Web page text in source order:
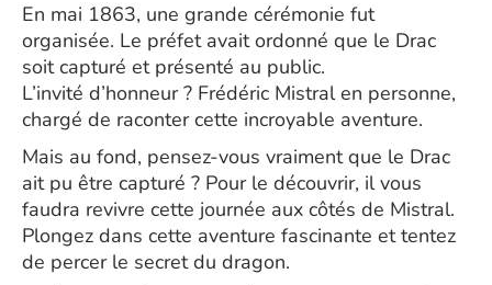
En mai 1863, une grande cérémonie fut
organisée. Le préfet avait ordonné que le Drac
soit capturé et présenté au public.
L’invité d’honneur ? Frédéric Mistral en personne,
chargé de raconter cette incroyable aventure.
Mais au fond, pensez-vous vraiment que le Drac
ait pu être capturé ? Pour le découvrir, il vous
faudra revivre cette journée aux côtés de Mistral.
Plongez dans cette aventure fascinante et tentez
de percer le secret du dragon.